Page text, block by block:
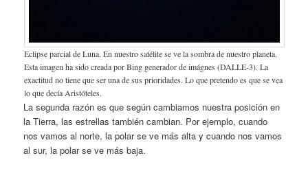
Eclipse parcial de Luna. En nuestro satélite se ve la sombra de nuestro planeta.
Esta imagen ha sido creada por Bing generador de imágnes (DALLE-3). La
exactitud no tiene que ser una de sus prioridades. Lo que pretendo es que se vea
lo que decía Aristóteles.
La segunda razón es que según cambiamos nuestra posición en
la Tierra, las estrellas también cambian. Por ejemplo, cuando
nos vamos al norte, la polar se ve más alta y cuando nos vamos
al sur, la polar se ve más baja.